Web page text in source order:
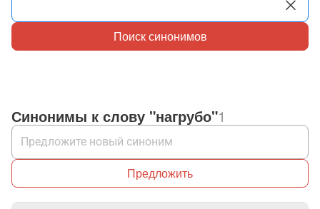
Поиск синонимов
Синонимы к слову "нагрубо"1
Предложить